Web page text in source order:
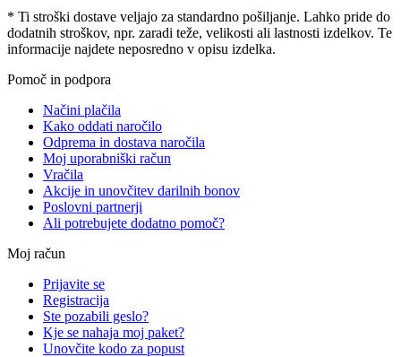
* Ti stroški dostave veljajo za standardno pošiljanje. Lahko pride do
dodatnih stroškov, npr. zaradi teže, velikosti ali lastnosti izdelkov. Te
informacije najdete neposredno v opisu izdelka.
Pomoč in podpora
Načini plačila
Kako oddati naročilo
Odprema in dostava naročila
Moj uporabniški račun
Vračila
Akcije in unovčitev darilnih bonov
Poslovni partnerji
Ali potrebujete dodatno pomoč?
Moj račun
Prijavite se
Registracija
Ste pozabili geslo?
Kje se nahaja moj paket?
Unovčite kodo za popust